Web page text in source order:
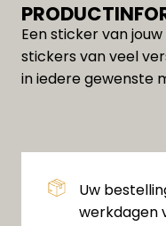
Een sticker van
stickers van veel
in iedere gewenste
Uw
werkdagen